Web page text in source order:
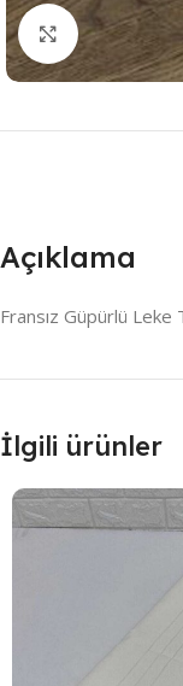
Resmi Büyüt
Açıklama
Fransız Güpürlü
İlgili ürünler